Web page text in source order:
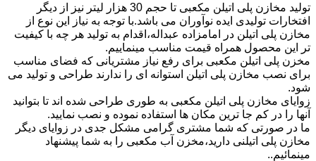
تولید مخازن پلی اتیلن مکعبی تا حجم 30 هزار لیتر نیز از دیگر
افتخارات تولیدی ایده نوآوران می باشد.با توجه به نیاز این نوع از
مخازن پلی اتیلن در امامزاده عبداله،اقدام به تولید هر چه با کیفیت
تر این محصول همراه قیمت مناسب مینماییم.
مخزن پلی اتیلن مکعبی برای رفع نیاز مشتریانی که فضای مناسب
برای نصب مخازن پلی اتیلن استوانه ای را ندارند طراحی و تولید می
شود.
زوایای مخازن پلی اتیلن مکعبی به طوری طراحی شده اند تا بتوانید
آنها را در کم جا ترین مکان ها استفاده نموده و نصب نمایید.
ما در صورتی که شما مشتری گرامی مشکل جدی در زوایای دیگر
مخازن پلی اتیلنی دارید،مخزن آب مکعبی را به شما پیشنهاد
مینمائیم..